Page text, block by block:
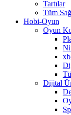
Tartılar
Tüm
Hobi-Oyun
Oyun
Dijital